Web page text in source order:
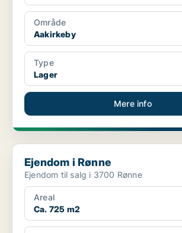
Område
Aakirkeby
Type
Lager
Mere info
Ejendom i Rønne
Ejendom i Rønne
Ejendom til salg i 3700 Rønne
Areal
Ca. 725 m2